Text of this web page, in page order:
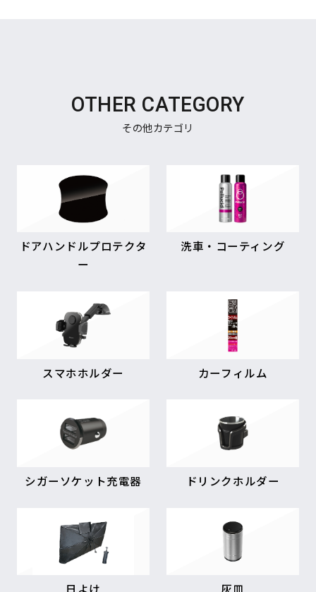
OTHER CATEGORY
その他カテゴリ
ドアハンドルプロテクタ
ー
洗車・コーティング
スマホホルダー カーフィルム
シガーソケット充電器 ドリンクホルダー